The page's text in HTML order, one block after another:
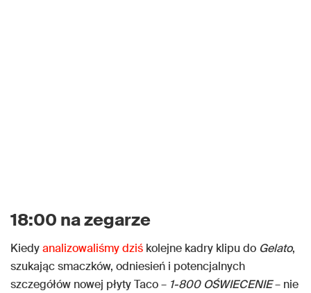
18:00 na zegarze
Kiedyanalizowaliśmy dziś kolejne kadry klipu do Gelato,
szukając smaczków, odniesień i potencjalnych
szczegółów nowej płyty Taco – 1-800 OŚWIECENIE– nie